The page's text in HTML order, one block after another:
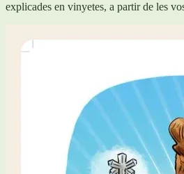
explicades en vinyetes, a partir de les